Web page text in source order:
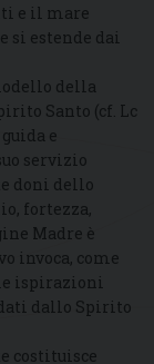
e il mare
si estende dai
della
Santo (cf. Lc
e
servizio
doni dello
fortezza,
Madre è
invoca, come
ispirazioni
dallo Spirito
costituisce